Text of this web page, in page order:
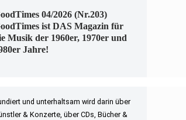
04/2026 (Nr.203)
ist DAS Magazin für
Musik der 1960er, 1970er und
Jahre!
und unterhaltsam wird darin über
& Konzerte, über CDs, Bücher &